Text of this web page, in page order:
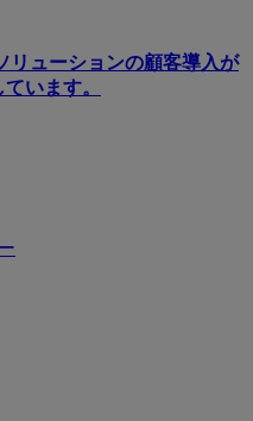
リューションの顧客導入が
います。